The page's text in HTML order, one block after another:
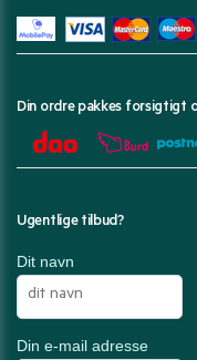
Din ordre pakkes forsigtigt
Ugentlige tilbud?
Dit navn
Din e-mail adresse